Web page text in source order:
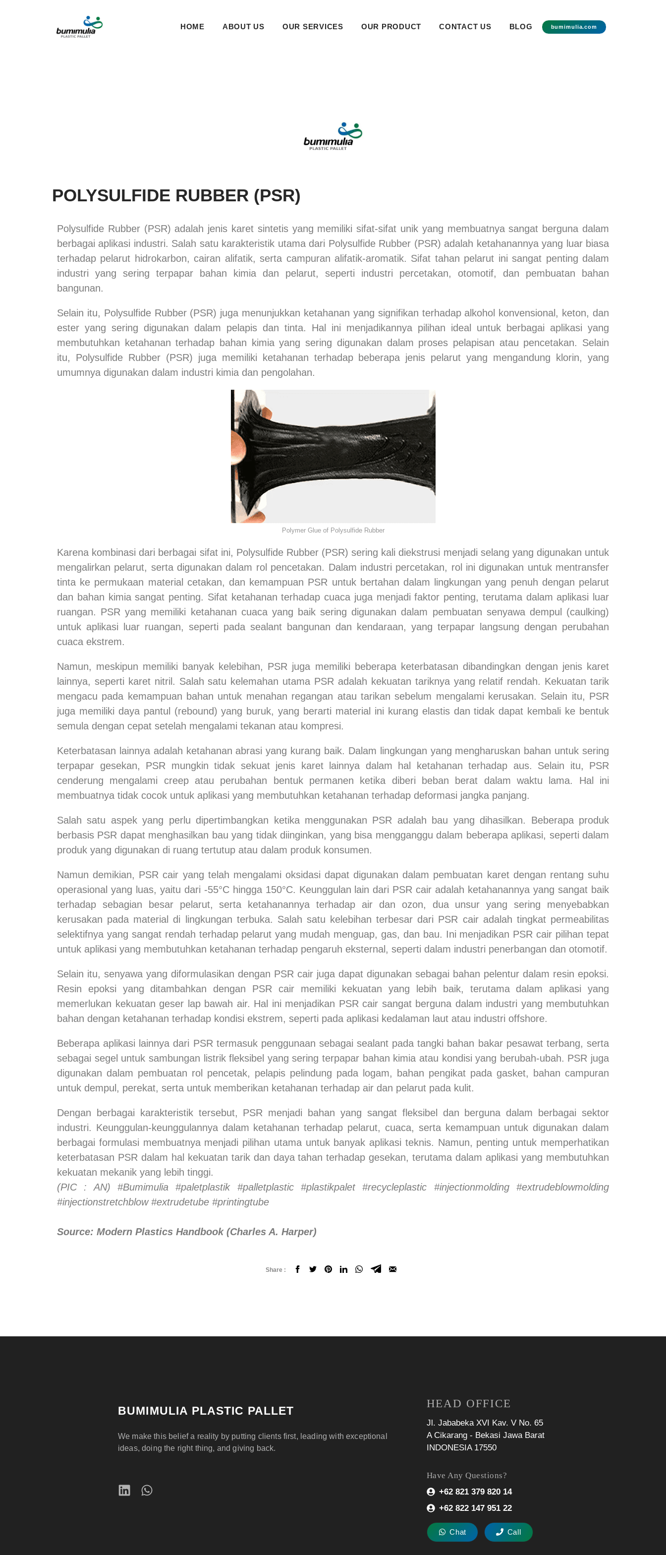
HOME ABOUT US OUR SERVICES OUR PRODUCT CONTACT US BLOG bumimulia.com
POLYSULFIDE RUBBER (PSR)
Polysulfide Rubber (PSR) adalah jenis karet sintetis yang memiliki sifat-sifat unik yang membuatnya sangat berguna dalam
berbagai aplikasi industri. Salah satu karakteristik utama dari Polysulfide Rubber (PSR) adalah ketahanannya yang luar biasa
terhadap pelarut hidrokarbon, cairan alifatik, serta campuran alifatik-aromatik. Sifat tahan pelarut ini sangat penting dalam
industri yang sering terpapar bahan kimia dan pelarut, seperti industri percetakan, otomotif, dan pembuatan bahan
bangunan.
Selain itu, Polysulfide Rubber (PSR) juga menunjukkan ketahanan yang signifikan terhadap alkohol konvensional, keton, dan
ester yang sering digunakan dalam pelapis dan tinta. Hal ini menjadikannya pilihan ideal untuk berbagai aplikasi yang
membutuhkan ketahanan terhadap bahan kimia yang sering digunakan dalam proses pelapisan atau pencetakan. Selain
itu, Polysulfide Rubber (PSR) juga memiliki ketahanan terhadap beberapa jenis pelarut yang mengandung klorin, yang
umumnya digunakan dalam industri kimia dan pengolahan.
Polymer Glue of Polysulfide Rubber
Karena kombinasi dari berbagai sifat ini, Polysulfide Rubber (PSR) sering kali diekstrusi menjadi selang yang digunakan untuk
mengalirkan pelarut, serta digunakan dalam rol pencetakan. Dalam industri percetakan, rol ini digunakan untuk mentransfer
tinta ke permukaan material cetakan, dan kemampuan PSR untuk bertahan dalam lingkungan yang penuh dengan pelarut
dan bahan kimia sangat penting. Sifat ketahanan terhadap cuaca juga menjadi faktor penting, terutama dalam aplikasi luar
ruangan. PSR yang memiliki ketahanan cuaca yang baik sering digunakan dalam pembuatan senyawa dempul (caulking)
untuk aplikasi luar ruangan, seperti pada sealant bangunan dan kendaraan, yang terpapar langsung dengan perubahan
cuaca ekstrem.
Namun, meskipun memiliki banyak kelebihan, PSR juga memiliki beberapa keterbatasan dibandingkan dengan jenis karet
lainnya, seperti karet nitril. Salah satu kelemahan utama PSR adalah kekuatan tariknya yang relatif rendah. Kekuatan tarik
mengacu pada kemampuan bahan untuk menahan regangan atau tarikan sebelum mengalami kerusakan. Selain itu, PSR
juga memiliki daya pantul (rebound) yang buruk, yang berarti material ini kurang elastis dan tidak dapat kembali ke bentuk
semula dengan cepat setelah mengalami tekanan atau kompresi.
Keterbatasan lainnya adalah ketahanan abrasi yang kurang baik. Dalam lingkungan yang mengharuskan bahan untuk sering
terpapar gesekan, PSR mungkin tidak sekuat jenis karet lainnya dalam hal ketahanan terhadap aus. Selain itu, PSR
cenderung mengalami creep atau perubahan bentuk permanen ketika diberi beban berat dalam waktu lama. Hal ini
membuatnya tidak cocok untuk aplikasi yang membutuhkan ketahanan terhadap deformasi jangka panjang.
Salah satu aspek yang perlu dipertimbangkan ketika menggunakan PSR adalah bau yang dihasilkan. Beberapa produk
berbasis PSR dapat menghasilkan bau yang tidak diinginkan, yang bisa mengganggu dalam beberapa aplikasi, seperti dalam
produk yang digunakan di ruang tertutup atau dalam produk konsumen.
Namun demikian, PSR cair yang telah mengalami oksidasi dapat digunakan dalam pembuatan karet dengan rentang suhu
operasional yang luas, yaitu dari -55°C hingga 150°C. Keunggulan lain dari PSR cair adalah ketahanannya yang sangat baik
terhadap sebagian besar pelarut, serta ketahanannya terhadap air dan ozon, dua unsur yang sering menyebabkan
kerusakan pada material di lingkungan terbuka. Salah satu kelebihan terbesar dari PSR cair adalah tingkat permeabilitas
selektifnya yang sangat rendah terhadap pelarut yang mudah menguap, gas, dan bau. Ini menjadikan PSR cair pilihan tepat
untuk aplikasi yang membutuhkan ketahanan terhadap pengaruh eksternal, seperti dalam industri penerbangan dan otomotif.
Selain itu, senyawa yang diformulasikan dengan PSR cair juga dapat digunakan sebagai bahan pelentur dalam resin epoksi.
Resin epoksi yang ditambahkan dengan PSR cair memiliki kekuatan yang lebih baik, terutama dalam aplikasi yang
memerlukan kekuatan geser lap bawah air. Hal ini menjadikan PSR cair sangat berguna dalam industri yang membutuhkan
bahan dengan ketahanan terhadap kondisi ekstrem, seperti pada aplikasi kedalaman laut atau industri offshore.
Beberapa aplikasi lainnya dari PSR termasuk penggunaan sebagai sealant pada tangki bahan bakar pesawat terbang, serta
sebagai segel untuk sambungan listrik fleksibel yang sering terpapar bahan kimia atau kondisi yang berubah-ubah. PSR juga
digunakan dalam pembuatan rol pencetak, pelapis pelindung pada logam, bahan pengikat pada gasket, bahan campuran
untuk dempul, perekat, serta untuk memberikan ketahanan terhadap air dan pelarut pada kulit.
Dengan berbagai karakteristik tersebut, PSR menjadi bahan yang sangat fleksibel dan berguna dalam berbagai sektor
industri. Keunggulan-keunggulannya dalam ketahanan terhadap pelarut, cuaca, serta kemampuan untuk digunakan dalam
berbagai formulasi membuatnya menjadi pilihan utama untuk banyak aplikasi teknis. Namun, penting untuk memperhatikan
keterbatasan PSR dalam hal kekuatan tarik dan daya tahan terhadap gesekan, terutama dalam aplikasi yang membutuhkan
kekuatan mekanik yang lebih tinggi.
(PIC : AN) #Bumimulia #paletplastik #palletplastic #plastikpalet #recycleplastic #injectionmolding #extrudeblowmolding
#injectionstretchblow #extrudetube #printingtube
Source: Modern Plastics Handbook (Charles A. Harper)
Share :
BUMIMULIA PLASTIC PALLET
We make this belief a reality by putting clients first, leading with exceptional
ideas, doing the right thing, and giving back.
HEAD OFFICE
Jl. Jababeka XVI Kav. V No. 65
A Cikarang - Bekasi Jawa Barat
INDONESIA 17550
Have Any Questions?
+62 821 379 820 14
+62 822 147 951 22
Chat Call